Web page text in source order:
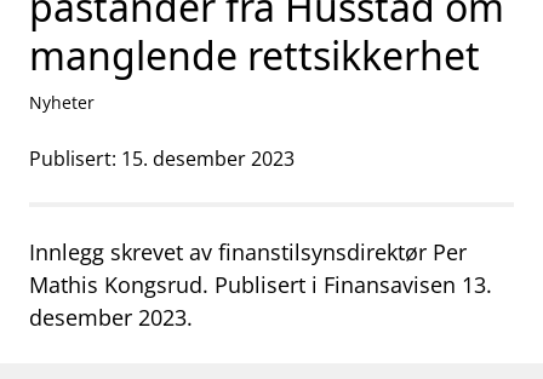
English home page
Aktuelt
Finanstilsynets registre
mail_outlineKontakt oss
work_outline Jobb hos oss
manglende rettsikkerhet
Nyheter
Publisert: 15. desember 2023
Innlegg skrevet av finanstilsynsdirektør Per
Mathis Kongsrud. Publisert i Finansavisen 13.
desember 2023.